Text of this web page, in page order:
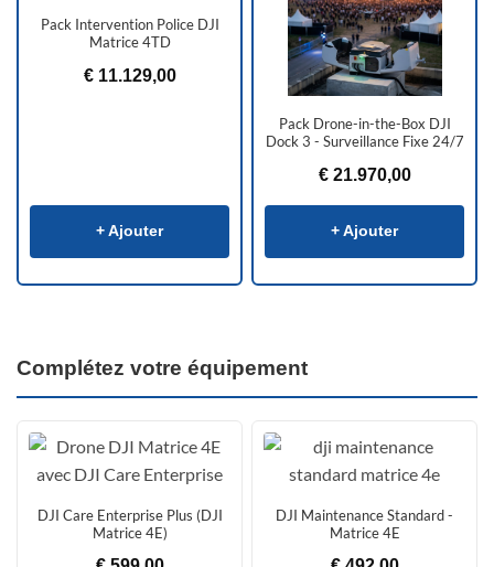
Pack Intervention Police DJI
Matrice 4TD
€11.129,00
+ Ajouter
Pack Drone-in-the-Box DJI
Dock 3 - Surveillance Fixe 24/7
€21.970,00
+ Ajouter
Complétez votre équipement
DJI Care Enterprise Plus (DJI
Matrice 4E)
DJI Maintenance Standard -
Matrice 4E